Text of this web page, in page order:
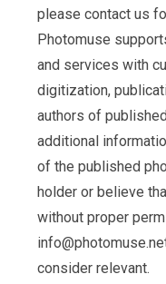
please contact us
Photomuse
and services with
digitization,
authors of
additional
of the published
holder or believe
without proper
consider relevant.